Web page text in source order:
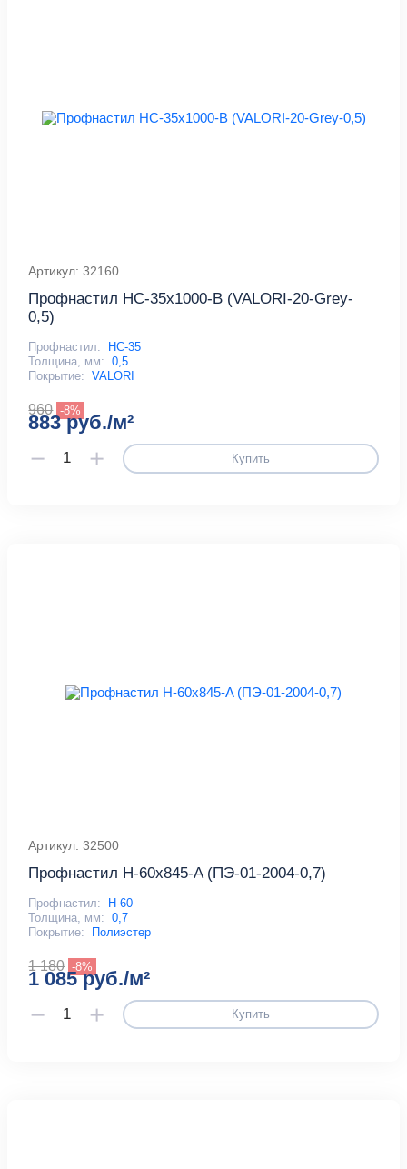
Артикул: 32160
Профнастил НС-35х1000-B (VALORI-20-Grey-
0,5)
Профнастил:
НС-35
Толщина, мм: 0,5
Покрытие: VALORI
960 -8%
883 руб./м²
Купить
Артикул: 32500
Профнастил Н-60x845-A (ПЭ-01-2004-0,7)
Профнастил:
Н-60
Толщина, мм: 0,7
Покрытие:
Полиэстер
1 180 -8%
1 085 руб./м²
Купить